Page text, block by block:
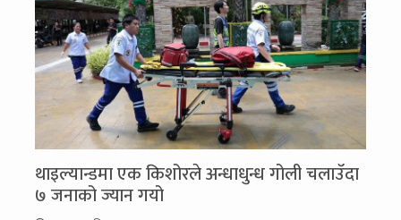
थाइल्यान्डमा एक किशोरले अन्धाधुन्ध गोली चलाउँदा
७ जनाको ज्यान गयो